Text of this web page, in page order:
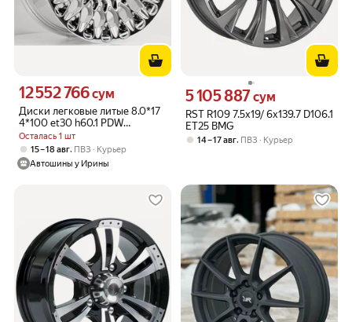
Диски легковые литые 8.0*17
4*100 et30 h60.1 PDW
5424(9059) CBK(цвет)
Осталась 1 шт
Цена 12552766 сум вместо
12 552 766сум
15 – 18 авг, ПВЗ
Курьер
Автошины у Ирины
RST R109 7.5x19/ 6x139.7 D106.1
ET25 BMG
Цена 5105887 сум вместо
5 105 887сум
14 – 17 авг, ПВЗ Курьер